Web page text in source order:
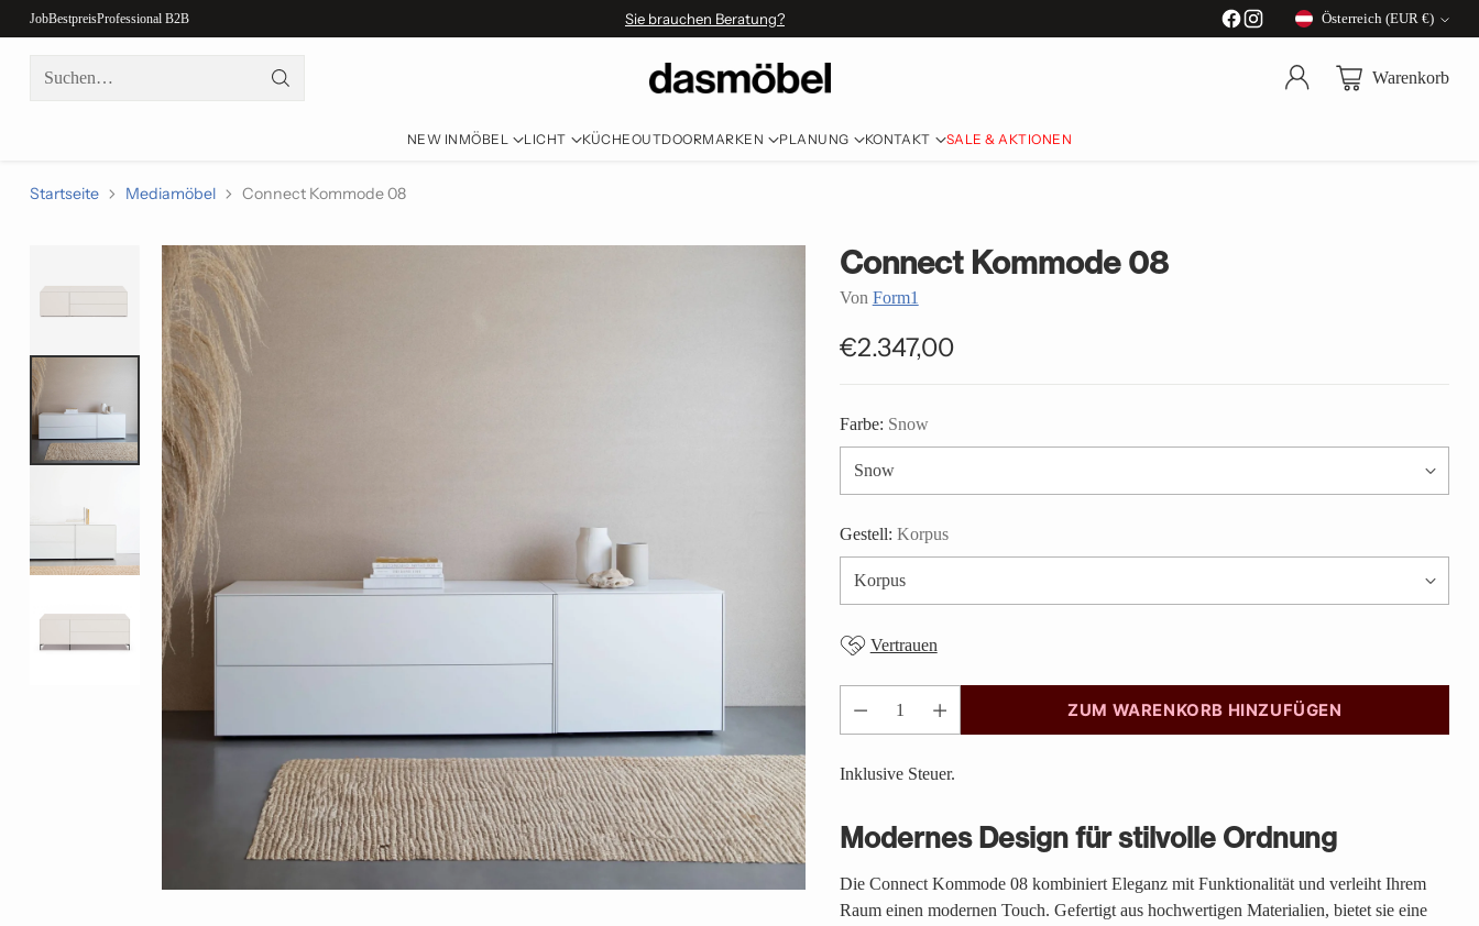
JobBestpreisProfessional B2B Sie brauchen Beratung?
Währung
Österreich (EUR €)
Suchen… Warenkorb
NEW IN MÖBEL LICHT KÜCHEOUTDOORMARKEN PLANUNG KONTAKT SALE & AKTIONEN
Startseite Mediamöbel Connect Kommode 08
Connect Kommode 08
Von Form1
Normaler
€2.347,00
Farbe: Snow
Gestell: Korpus
Vertrauen
Anzahl
ZUM WARENKORB HINZUFÜGEN
Inklusive Steuer.
Modernes Design für stilvolle Ordnung
Die Connect Kommode 08 kombiniert Eleganz mit Funktionalität und verleiht Ihrem
Raum einen modernen Touch. Gefertigt aus hochwertigen Materialien, bietet sie eine